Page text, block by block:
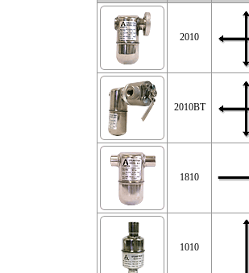
2010
2010BT
1810
1010